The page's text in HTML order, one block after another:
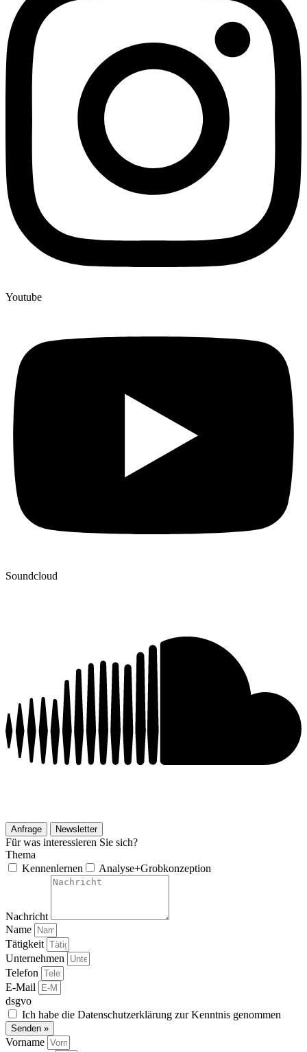
Youtube
Soundcloud
Anfrage Newsletter
Für was interessieren Sie sich?
Thema
Kennenlernen
Analyse+Grobkonzeption
Nachricht
Name
Tätigkeit
Unternehmen
Telefon
E-Mail
dsgvo
Ich habe die Datenschutzerklärung zur Kenntnis genommen
Senden »
Vorname